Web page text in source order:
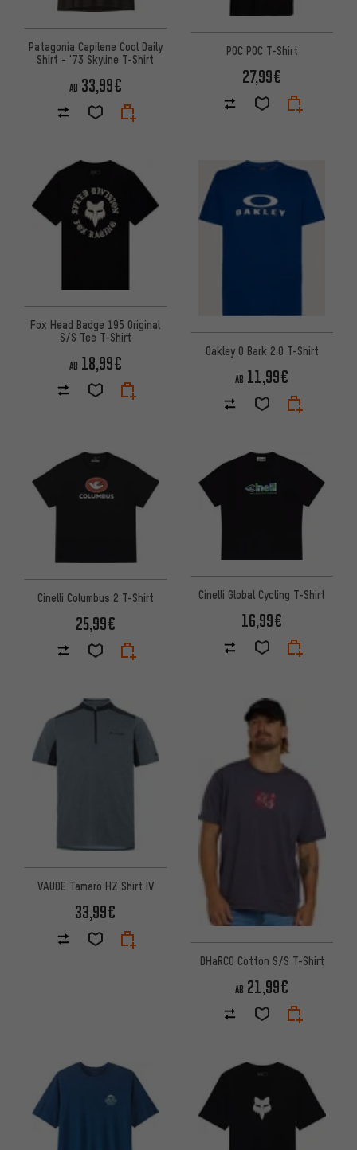
Patagonia Capilene Cool Daily
Shirt - '73 Skyline T-Shirt
AB 33,99€
POC POC T-Shirt
27,99€
Fox Head Badge 195 Original
S/S Tee T-Shirt
AB 18,99€
Oakley O Bark 2.0 T-Shirt
AB 11,99€
Cinelli Columbus 2 T-Shirt
25,99€
Cinelli Global Cycling T-Shirt
16,99€
VAUDE Tamaro HZ Shirt IV
33,99€
DHaRCO Cotton S/S T-Shirt
AB 21,99€